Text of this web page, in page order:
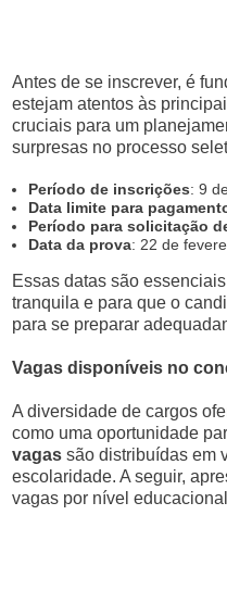
Antes de se inscrever, é
estejam atentos às
cruciais para um
surpresas no processo
Período de inscrições: 9
Data limite para
Período para solicitação
Data da prova: 22 de
Essas datas são
tranquila e para que o
para se preparar
Vagas disponíveis no
A diversidade de cargos
como uma oportunidade
vagas são distribuídas em
escolaridade. A seguir,
vagas por nível